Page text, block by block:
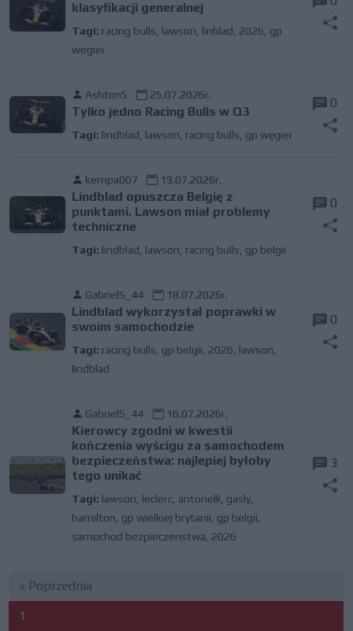
klasyfikacji generalnej
Tagi: racing bulls lawson linblad 2026 gp
wegier
Ashton5 25.07.2026r.
Tylko jedno Racing Bulls w Q3
Tagi: lindblad lawson racing bulls gp węgier
0
kempa007 19.07.2026r.
Lindblad opuszcza Belgię z
punktami. Lawson miał problemy
techniczne
Tagi: lindblad lawson racing bulls gp belgii
0
GabrielS_44 18.07.2026r.
Lindblad wykorzystał poprawki w
swoim samochodzie
Tagi: racing bulls gp belgii 2026 lawson
lindblad
0
GabrielS_44 16.07.2026r.
Kierowcy zgodni w kwestii
kończenia wyścigu za samochodem
bezpieczeństwa: najlepiej byłoby
tego unikać
Tagi: lawson leclerc, antonelli gasly,
hamilton gp wielkiej brytanii gp belgii
samochod bezpieczenstwa 2026
3
« Poprzednia
1